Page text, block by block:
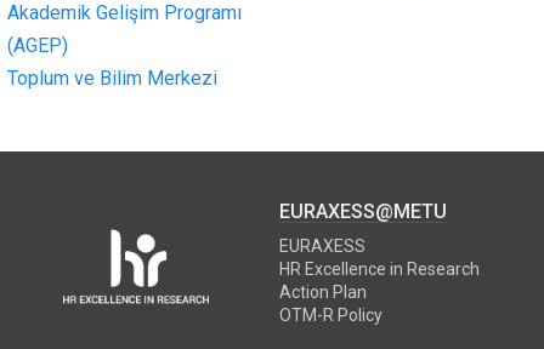
Akademik Gelişim Programı
(AGEP)
Toplum ve Bilim Merkezi
EURAXESS@METU
EURAXESS
HR Excellence in Research
Action Plan
OTM-R Policy